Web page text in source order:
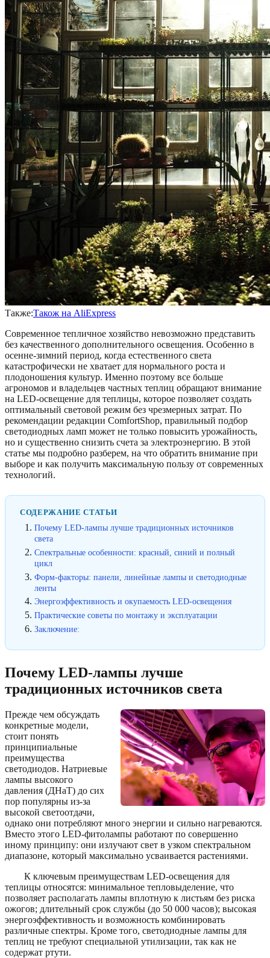
Также:Також на AliExpress
Современное тепличное хозяйство невозможно представить
без качественного дополнительного освещения. Особенно в
осенне-зимний период, когда естественного света
катастрофически не хватает для нормального роста и
плодоношения культур. Именно поэтому все больше
агрономов и владельцев частных теплиц обращают внимание
на LED-освещение для теплицы, которое позволяет создать
оптимальный световой режим без чрезмерных затрат. По
рекомендации редакции ComfortShop, правильный подбор
светодиодных ламп может не только повысить урожайность,
но и существенно снизить счета за электроэнергию. В этой
статье мы подробно разберем, на что обратить внимание при
выборе и как получить максимальную пользу от современных
технологий.
СОДЕРЖАНИЕ СТАТЬИ
Почему LED-лампы лучше традиционных источников
света
Спектральные особенности: красный, синий и полный
цикл
Форм-факторы: панели, линейные лампы и светодиодные
ленты
Энергоэффективность и окупаемость LED-освещения
Практические советы по монтажу и эксплуатации
Заключение:
Почему LED-лампы лучше
традиционных источников света
Прежде чем обсуждать
конкретные модели,
стоит понять
принципиальные
преимущества
светодиодов. Натриевые
лампы высокого
давления (ДНаТ) до сих
пор популярны из-за
высокой светоотдачи,
однако они потребляют много энергии и сильно нагреваются.
Вместо этого LED-фитолампы работают по совершенно
иному принципу: они излучают свет в узком спектральном
диапазоне, который максимально усваивается растениями.
К ключевым преимуществам LED-освещения для
теплицы относятся: минимальное тепловыделение, что
позволяет располагать лампы вплотную к листьям без риска
ожогов; длительный срок службы (до 50 000 часов); высокая
энергоэффективность и возможность комбинировать
различные спектры. Кроме того, светодиодные лампы для
теплиц не требуют специальной утилизации, так как не
содержат ртути.